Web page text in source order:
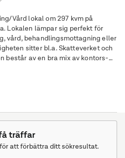
Vård lokal om 297 kvm på
vård, behandlingsmottagning eller
sitter bl.a. Skatteverket och
samt rymliga
träffar
att förbättra ditt sökresultat.